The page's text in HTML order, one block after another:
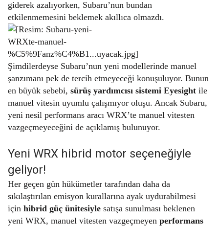
giderek azalıyorken, Subaru’nun bundan
etkilenmemesini beklemek akıllıca olmazdı.
Şimdilerdeyse Subaru’nun yeni modellerinde manuel
şanzımanı pek de tercih etmeyeceği konuşuluyor. Bunun
en büyük sebebi, sürüş yardımcısı sistemi Eyesight ile
manuel vitesin uyumlu çalışmıyor oluşu. Ancak Subaru,
yeni nesil performans aracı WRX’te manuel vitesten
vazgeçmeyeceğini de açıklamış bulunuyor.
Yeni WRX hibrid motor seçeneğiyle
geliyor!
Her geçen gün hükümetler tarafından daha da
sıkılaştırılan emisyon kurallarına ayak uydurabilmesi
için hibrid güç ünitesiyle satışa sunulması beklenen
yeni WRX, manuel vitesten vazgeçmeyen performans